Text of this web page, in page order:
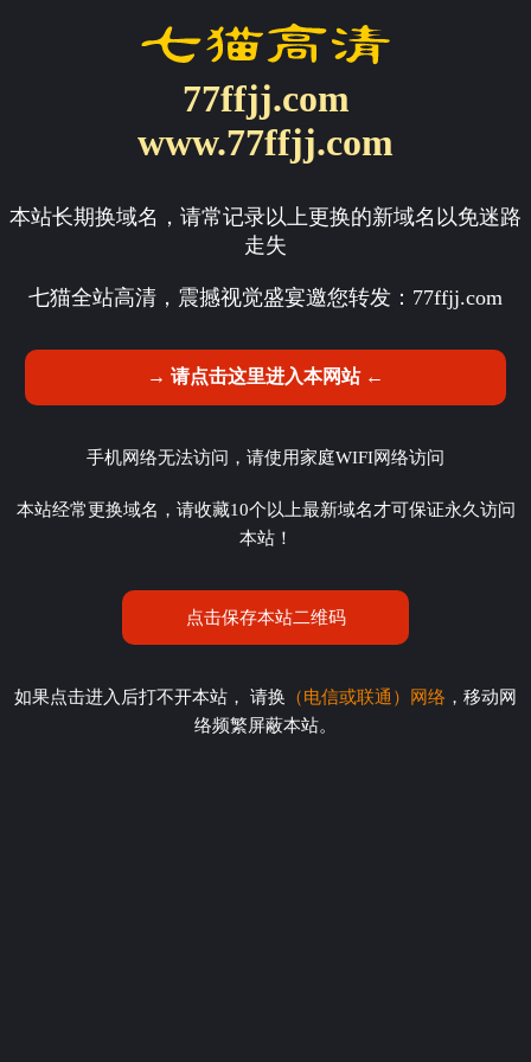
77ffjj.com
www.77ffjj.com
本站长期换域名，请常记录以上更换的新域名以免迷路
走失
七猫全站高清，震撼视觉盛宴邀您转发： 77ffjj.com
→ 请点击这里进入本网站 ←
手机网络无法访问，请使用家庭WIFI网络访问
本站经常更换域名，请收藏10个以上最新域名才可保证永久访问
本站！
点击保存本站二维码
如果点击进入后打不开本站， 请换 （电信或联通）网络 ，移动网
络频繁屏蔽本站。